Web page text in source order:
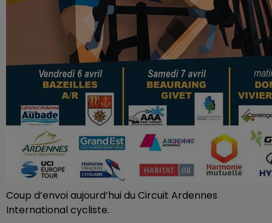
Coup d’envoi aujourd’hui du Circuit Ardennes
International cycliste.